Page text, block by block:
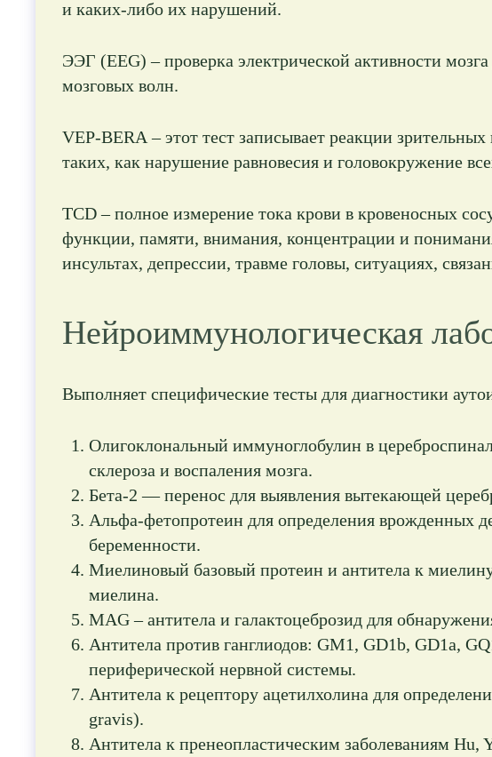
и каких-либо их нарушений.
ЭЭГ (EEG) – проверка электрической активности
мозговых волн.
VEP-BERA – этот тест записывает реакции
таких, как нарушение равновесия и головокружение
TCD – полное измерение тока крови в кровеносных
функции, памяти, внимания, концентрации и
инсультах, депрессии, травме головы, ситуациях,
Нейроиммунологическая
Выполняет специфические тесты для диагностики
Олигоклональный иммуноглобулин в
склероза и воспаления мозга.
Бета-2 — перенос для выявления вытекающей
Альфа-фетопротеин для определения врожденных
беременности.
Миелиновый базовый протеин и антитела к
миелина.
MAG – антитела и галактоцеброзид для
Антитела против ганглиодов: GM1, GD1b, GD1a,
периферической нервной системы.
Антитела к рецептору ацетилхолина для
gravis).
Антитела к пренеопластическим заболеваниям